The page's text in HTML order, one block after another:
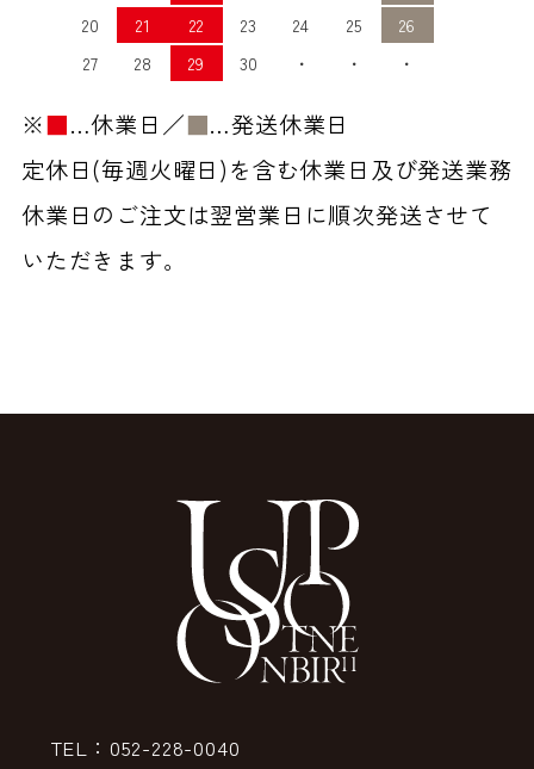
20
21 22 23 24 25
26
27
28 29 30 ・ ・ ・
※■…休業日／■…発送休業日
定休日(毎週火曜日)を含む休業日及び発送業務
休業日のご注文は翌営業日に順次発送させて
いただきます。
TEL：052-228-0040